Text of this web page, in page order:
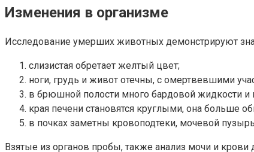
Изменения в организме
Исследование умерших животных демонстрируют
слизистая обретает желтый цвет;
ноги, грудь и живот отечны, с омертвевшими
в брюшной полости много бардовой жидкости и
края печени становятся круглыми, она больше
в почках заметны кровоподтеки, мочевой
Взятые из органов пробы, также анализ мочи и крови